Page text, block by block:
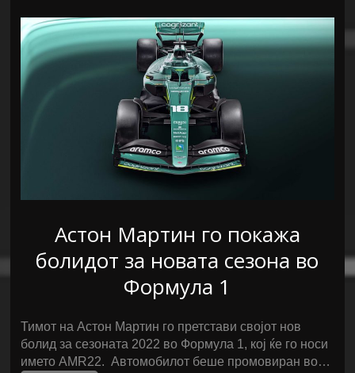
Астон Мартин го покажа
болидот за новата сезона во
Формула 1
Тимот на Астон Мартин го претстави својот нов
болид за сезоната 2022 во Формула 1, кој ќе го носи
името AMR22. Автомобилот беше промовиран во…